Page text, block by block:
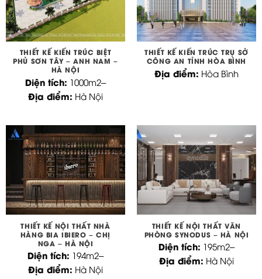
THIẾT KẾ KIẾN TRÚC BIỆT
PHỦ SƠN TÂY – ANH NAM –
HÀ NỘI
Diện tích: 1000m2–
Địa điểm: Hà Nội
THIẾT KẾ KIẾN TRÚC TRỤ SỞ
CÔNG AN TỈNH HÒA BÌNH
Địa điểm: Hòa Bình
THIẾT KẾ NỘI THẤT NHÀ
HÀNG BIA IBIERO – CHỊ
NGA – HÀ NỘI
Diện tích: 194m2–
Địa điểm: Hà Nội
THIẾT KẾ NỘI THẤT VĂN
PHÒNG SYNODUS – HÀ NỘI
Diện tích: 195m2–
Địa điểm: Hà Nội